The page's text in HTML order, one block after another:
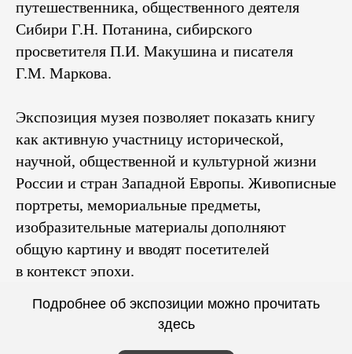
путешественника, общественного деятеля
Сибири Г.Н. Потанина, сибирского
просветителя П.И. Макушина и писателя
Г.М. Маркова.
Экспозиция музея позволяет показать книгу
как активную участницу исторической,
научной, общественной и культурной жизни
России и стран Западной Европы. Живописные
портреты, мемориальные предметы,
изобразительные материалы дополняют
общую картину и вводят посетителей
в контекст эпохи.
Подробнее об экспозиции можно прочитать
здесь